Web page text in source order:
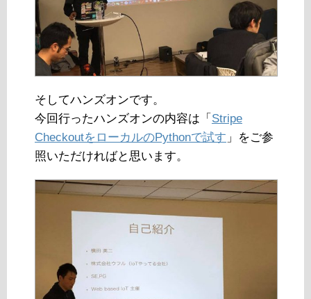
そしてハンズオンです。
今回行ったハンズオンの内容は「 Stripe
CheckoutをローカルのPythonで試す 」をご参
照いただければと思います。